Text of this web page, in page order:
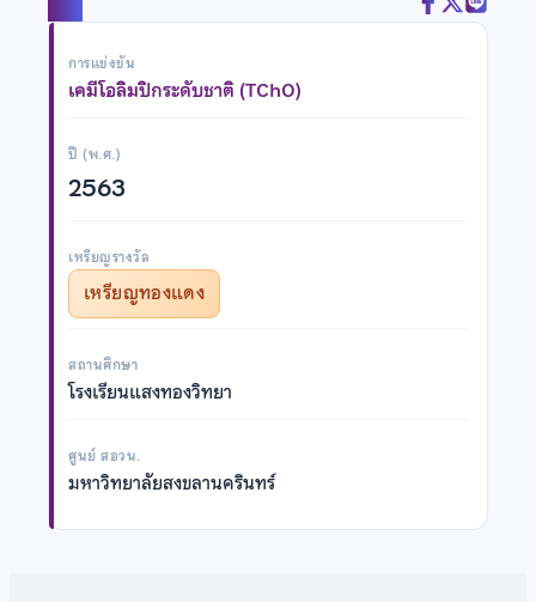
การแข่งขัน
เคมีโอลิมปิกระดับชาติ (TChO)
ปี (พ.ศ.)
2563
เหรียญรางวัล
เหรียญทองแดง
สถานศึกษา
โรงเรียนแสงทองวิทยา
ศูนย์ สอวน.
มหาวิทยาลัยสงขลานครินทร์